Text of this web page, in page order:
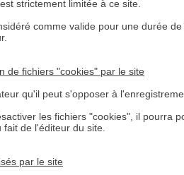
strictement limitée à ce site.
comme valide pour une durée
de fichiers "cookies" par le site
qu'il peut s'opposer à
les fichiers "cookies", il pourra
de l'éditeur du site.
par le site